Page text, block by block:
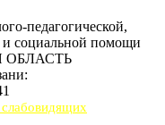
педагогической,
социальной помощи
ОБЛАСТЬ